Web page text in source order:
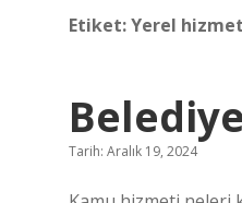
Etiket:Yerel
Tarih: Aralık 19, 2024